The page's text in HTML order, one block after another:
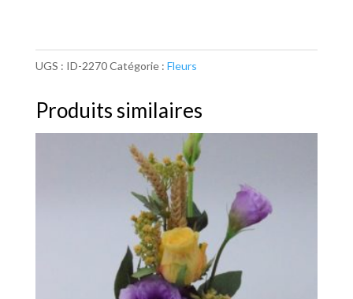
UGS : ID-2270Catégorie : Fleurs
Produits similaires